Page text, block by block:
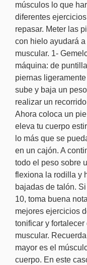
músculos lo que
diferentes
repasar. Meter las
con hielo ayudará
muscular. 1-
máquina: de
piernas
sube y baja un
realizar un
Ahora coloca un
eleva tu cuerpo
lo más que se
en un cajón. A
todo el peso sobre
flexiona la rodilla y
bajadas de talón.
10, toma buena
mejores ejercicios
tonificar y fortalecer
muscular.
mayor es el
cuerpo. En este